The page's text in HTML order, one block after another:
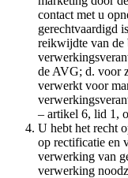
contact met u
gerechtvaardigd
reikwijdte van de
de AVG; d. voor
verwerkt voor
– artikel 6, lid 1,
U hebt het recht
op rectificatie en
verwerking van
verwerking